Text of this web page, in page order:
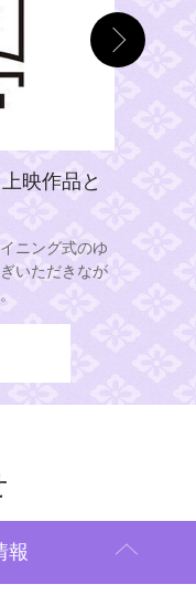
映作品と
ニング式のゆ
いただきなが
報